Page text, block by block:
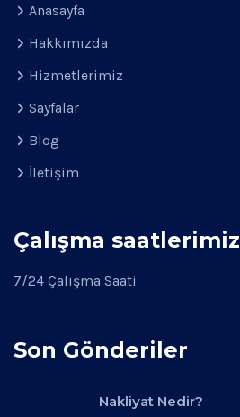
Anasayfa
Hakkımızda
Hizmetlerimiz
Sayfalar
Blog
İletişim
Çalışma saatlerimiz
7/24 Çalışma Saati
Son Gönderiler
Nakliyat Nedir?